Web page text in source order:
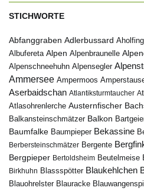
STICHWORTE
Abfanggraben Adlerbussard Aholfing
Albufereta Alpen Alpenbraunelle
Alpenschneehuhn Alpensegler
Ammersee Ampermoos
Aserbaidschan Atlantiksturmtaucher
Atlasohrenlerche Austernfischer
Balkansteinschmätzer Balkon
Baumfalke Baumpieper Bekassine
Berbersteinschmätzer Bergente
Bergpieper Bertoldsheim Beutelmeise
Birkhuhn Blassspötter Blaukehlchen
Blauohrelster Blauracke